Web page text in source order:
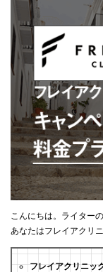
こんにちは。ライター
あなたはフレイアクリ
フレイアクリニッ